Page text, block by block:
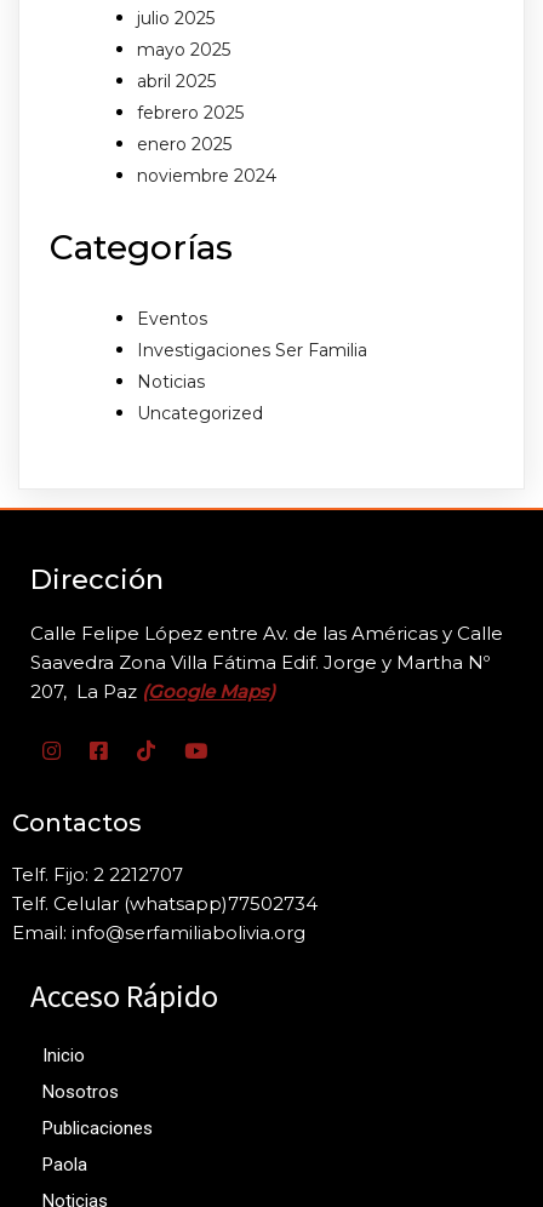
julio 2025
mayo 2025
abril 2025
febrero 2025
enero 2025
noviembre 2024
Categorías
Eventos
Investigaciones Ser Familia
Noticias
Uncategorized
Dirección
Calle Felipe López entre Av. de las Américas y Calle
Saavedra Zona Villa Fátima Edif. Jorge y Martha Nº
207, La Paz (Google Maps)
Contactos
Telf. Fijo: 2 2212707
Telf. Celular (whatsapp)77502734
Email: info@serfamiliabolivia.org
Acceso Rápido
Inicio
Nosotros
Publicaciones
Paola
Noticias